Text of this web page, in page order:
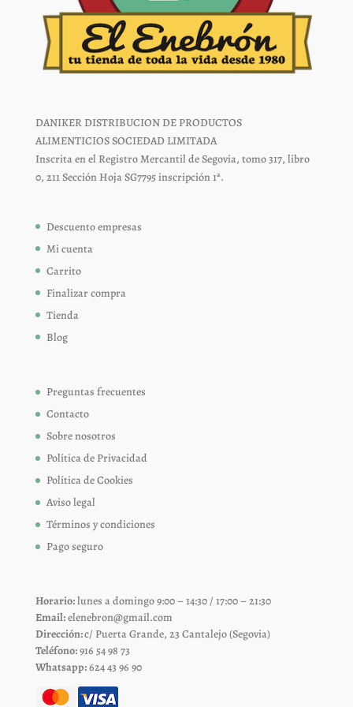
DANIKER DISTRIBUCION DE PRODUCTOS
ALIMENTICIOS SOCIEDAD LIMITADA
Inscrita en el Registro Mercantil de Segovia, tomo 317, libro
0, 211 Sección Hoja SG7795 inscripción 1ª.
Descuento empresas
Mi cuenta
Carrito
Finalizar compra
Tienda
Blog
Preguntas frecuentes
Contacto
Sobre nosotros
Política de Privacidad
Política de Cookies
Aviso legal
Términos y condiciones
Pago seguro
Horario:lunes a domingo 9:00 – 14:30 / 17:00 – 21:30
Email:elenebron@gmail.com
Dirección:c/ Puerta Grande, 23 Cantalejo (Segovia)
Teléfono:916 54 98 73
Whatsapp:624 43 96 90